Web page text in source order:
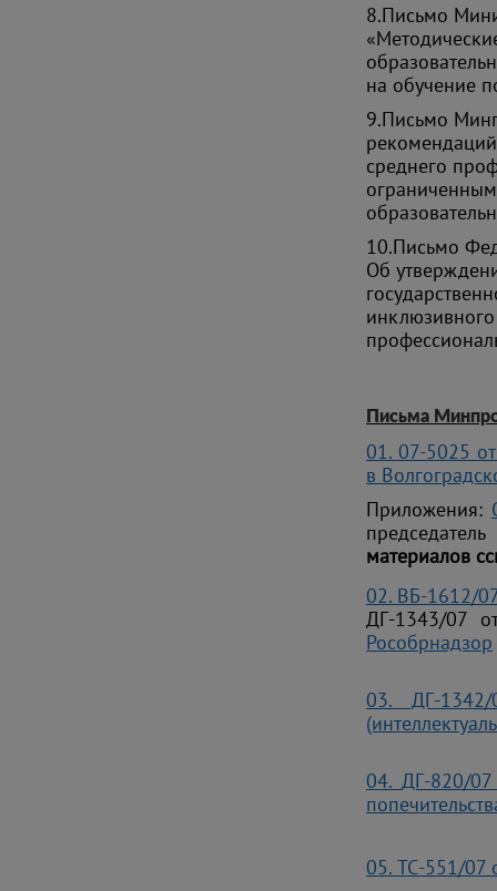
8.Письмо
на обучение
9.Письмо
среднего
10.Письмо
Об
Письма
01. 07-5025
в
Приложения:
материалов
02. ВБ-1612/
ДГ-1343/07
Рособрнадзор
03. ДГ-
04.ДГ-820/
05. ТС-551/07